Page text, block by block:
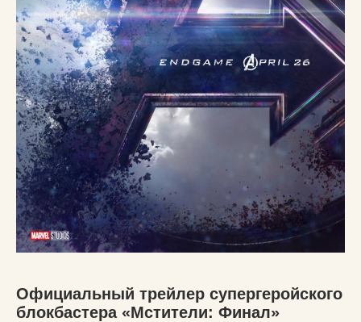
Официальный трейлер супергеройского
блокбастера «Мстители: Финал»